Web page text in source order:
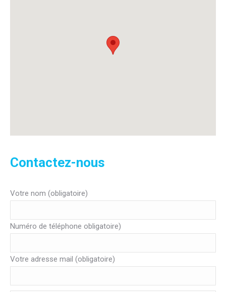
Contactez-nous
Votre nom (obligatoire)
Numéro de téléphone obligatoire)
Votre adresse mail (obligatoire)